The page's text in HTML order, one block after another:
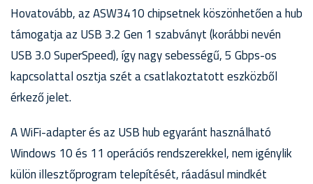
Hovatovább, az ASW3410 chipsetnek köszönhetően a hub
támogatja az USB 3.2 Gen 1 szabványt (korábbi nevén
USB 3.0 SuperSpeed), így nagy sebességű, 5 Gbps-os
kapcsolattal osztja szét a csatlakoztatott eszközből
érkező jelet.
A WiFi-adapter és az USB hub egyaránt használható
Windows 10 és 11 operációs rendszerekkel, nem igénylik
külön illesztőprogram telepítését, ráadásul mindkét